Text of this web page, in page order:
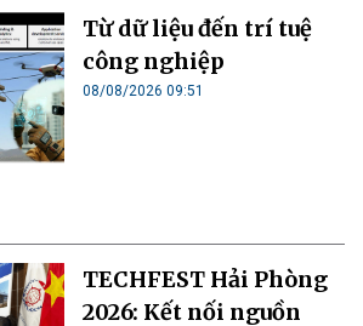
Từ dữ liệu đến trí tuệ
công nghiệp
08/08/2026 09:51
TECHFEST Hải Phòng
2026: Kết nối nguồn